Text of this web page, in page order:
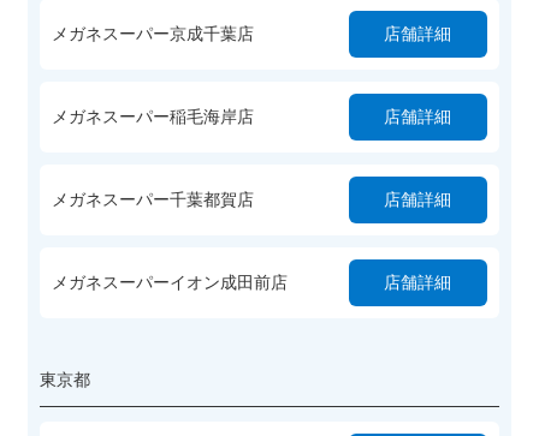
メガネスーパー京成千葉店 店舗詳細
メガネスーパー稲毛海岸店 店舗詳細
メガネスーパー千葉都賀店 店舗詳細
メガネスーパーイオン成田前店 店舗詳細
東京都